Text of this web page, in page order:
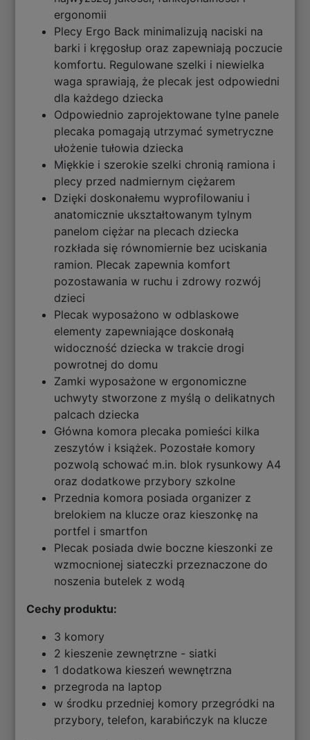
ergonomii
Plecy Ergo Back minimalizują naciski na
barki i kręgosłup oraz zapewniają poczucie
komfortu. Regulowane szelki i niewielka
waga sprawiają, że plecak jest odpowiedni
dla każdego dziecka
Odpowiednio zaprojektowane tylne panele
plecaka pomagają utrzymać symetryczne
ułożenie tułowia dziecka
Miękkie i szerokie szelki chronią ramiona i
plecy przed nadmiernym ciężarem
Dzięki doskonałemu wyprofilowaniu i
anatomicznie ukształtowanym tylnym
panelom ciężar na plecach dziecka
rozkłada się równomiernie bez uciskania
ramion. Plecak zapewnia komfort
pozostawania w ruchu i zdrowy rozwój
dzieci
Plecak wyposażono w odblaskowe
elementy zapewniające doskonałą
widoczność dziecka w trakcie drogi
powrotnej do domu
Zamki wyposażone w ergonomiczne
uchwyty stworzone z myślą o delikatnych
palcach dziecka
Główna komora plecaka pomieści kilka
zeszytów i książek. Pozostałe komory
pozwolą schować m.in. blok rysunkowy A4
oraz dodatkowe przybory szkolne
Przednia komora posiada organizer z
brelokiem na klucze oraz kieszonkę na
portfel i smartfon
Plecak posiada dwie boczne kieszonki ze
wzmocnionej siateczki przeznaczone do
noszenia butelek z wodą
Cechy produktu:
3 komory
2 kieszenie zewnętrzne - siatki
1 dodatkowa kieszeń wewnętrzna
przegroda na laptop
w środku przedniej komory przegródki na
przybory, telefon, karabińczyk na klucze